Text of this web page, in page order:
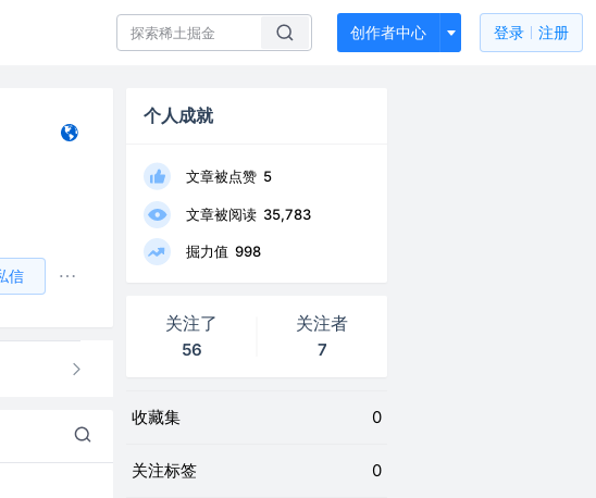
创作者中心 登录 注册
信
个人成就
文章被点赞 5
文章被阅读 35,783
掘力值 998
关注了
56
关注者
7
收藏集 0
关注标签 0